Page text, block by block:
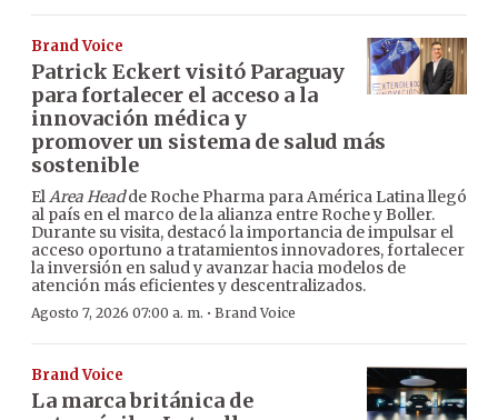
Brand Voice
Patrick Eckert visitó Paraguay
para fortalecer el acceso a la
innovación médica y
promover un sistema de salud más
sostenible
ElArea Headde Roche Pharma para América Latina llegó
al país en el marco de la alianza entre Roche y Boller.
Durante su visita, destacó la importancia de impulsar el
acceso oportuno a tratamientos innovadores, fortalecer
la inversión en salud y avanzar hacia modelos de
atención más eficientes y descentralizados.
Agosto 7, 2026 07:00 a. m. · Brand Voice
Brand Voice
La marca británica de